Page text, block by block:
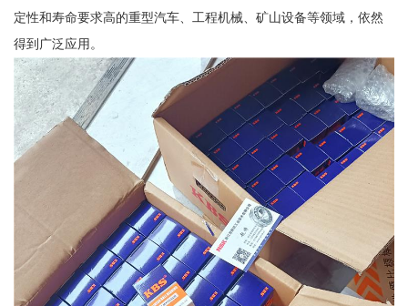
定性和寿命要求高的重型汽车、工程机械、矿山设备等领域，依然
得到广泛应用。